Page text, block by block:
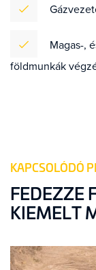
Magas-,
földmunkák
KAPCSOLÓDÓ
FEDEZZE
KIEMELT